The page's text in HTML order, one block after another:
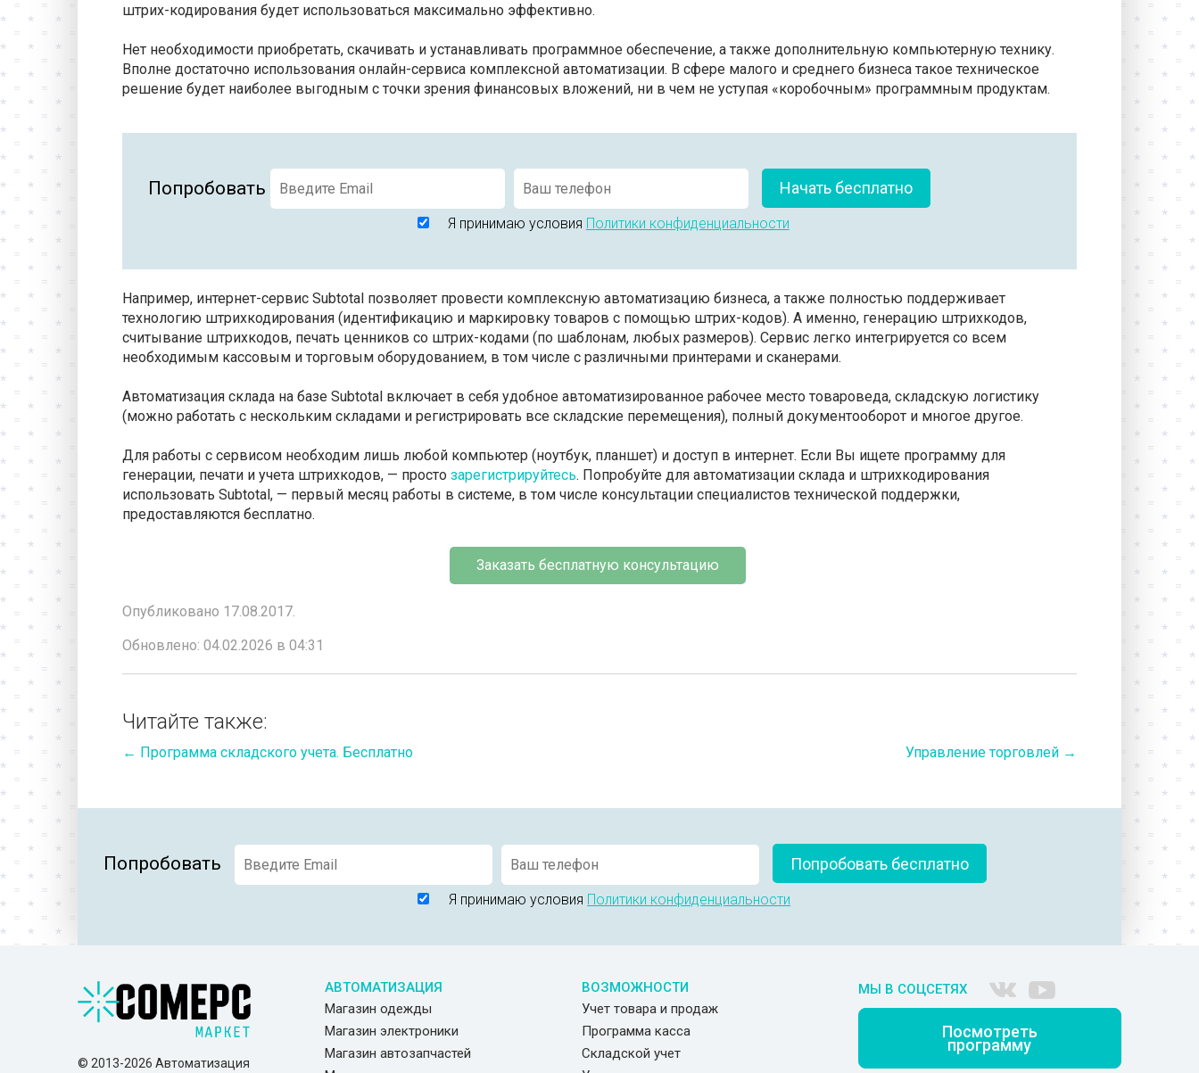
штрих-кодирования будет использоваться максимально эффективно.
Нет необходимости приобретать, скачивать и устанавливать программное обеспечение, а также дополнительную компьютерную технику.
Вполне достаточно использования онлайн-сервиса комплексной автоматизации. В сфере малого и среднего бизнеса такое техническое
решение будет наиболее выгодным с точки зрения финансовых вложений, ни в чем не уступая «коробочным» программным продуктам.
Попробовать Начать бесплатно
Я принимаю условия Политики конфиденциальности
Например, интернет-сервис Subtotal позволяет провести комплексную автоматизацию бизнеса, а также полностью поддерживает
технологию штрихкодирования (идентификацию и маркировку товаров с помощью штрих-кодов). А именно, генерацию штрихкодов,
считывание штрихкодов, печать ценников со штрих-кодами (по шаблонам, любых размеров). Сервис легко интегрируется со всем
необходимым кассовым и торговым оборудованием, в том числе с различными принтерами и сканерами.
Автоматизация склада на базе Subtotal включает в себя удобное автоматизированное рабочее место товароведа, складскую логистику
(можно работать с нескольким складами и регистрировать все складские перемещения), полный документооборот и многое другое.
Для работы с сервисом необходим лишь любой компьютер (ноутбук, планшет) и доступ в интернет. Если Вы ищете программу для
генерации, печати и учета штрихкодов, — просто зарегистрируйтесь. Попробуйте для автоматизации склада и штрихкодирования
использовать Subtotal, — первый месяц работы в системе, в том числе консультации специалистов технической поддержки,
предоставляются бесплатно.
Заказать бесплатную консультацию
Опубликовано 17.08.2017.
Обновлено: 04.02.2026 в 04:31
Читайте также:
← Программа складского учета. Бесплатно Управление торговлей →
Попробовать Попробовать бесплатно
Я принимаю условия Политики конфиденциальности
© 2013-2026 Автоматизация
АВТОМАТИЗАЦИЯ
Магазин одежды
Магазин электроники
Магазин автозапчастей
ВОЗМОЖНОСТИ
Учет товара и продаж
Программа касса
Складской учет
МЫ В СОЦСЕТЯХ
Посмотреть
программу